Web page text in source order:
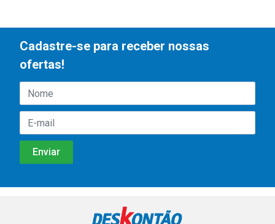
Cadastre-se para receber nossas
ofertas!